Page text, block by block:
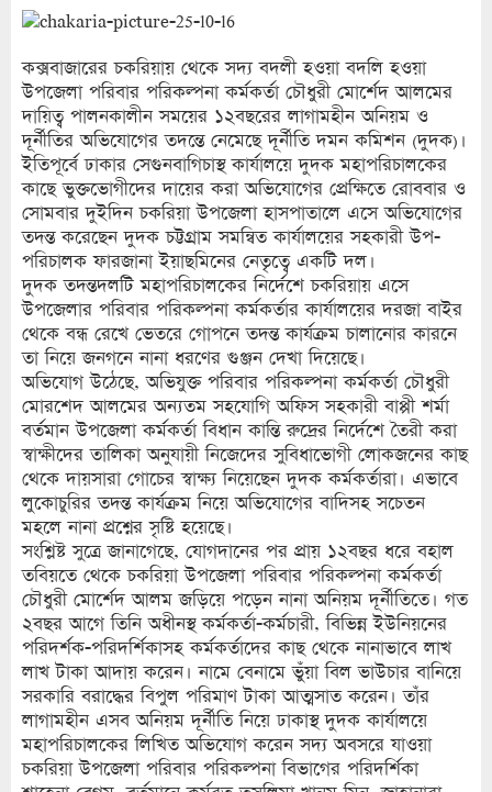
কক্সবাজারের চকরিয়ায় থেকে সদ্য বদলী হওয়া বদলি হওয়া
উপজেলা পরিবার পরিকল্পনা কর্মকর্তা চৌধুরী মোর্শেদ আলমের
দায়িত্ব পালনকালীন সময়ের ১২বছরের লাগামহীন অনিয়ম ও
দূর্নীতির অভিযোগের তদন্তে নেমেছে দূর্নীতি দমন কমিশন (দুদক)।
ইতিপূর্বে ঢাকার সেগুনবাগিচাস্থ কার্যালয়ে দুদক মহাপরিচালকের
কাছে ভুক্তভোগীদের দায়ের করা অভিযোগের প্রেক্ষিতে রোববার ও
সোমবার দুইদিন চকরিয়া উপজেলা হাসপাতালে এসে অভিযোগের
তদন্ত করেছেন দুদক চট্টগ্রাম সমন্বিত কার্যালয়ের সহকারী উপ-
পরিচালক ফারজানা ইয়াছমিনের নেতৃত্বে একটি দল।
দুদক তদন্তদলটি মহাপরিচালকের নির্দেশে চকরিয়ায় এসে
উপজেলার পরিবার পরিকল্পনা কর্মকর্তার কার্যালয়ের দরজা বাইর
থেকে বন্ধ রেখে ভেতরে গোপনে তদন্ত কার্যক্রম চালানোর কারনে
তা নিয়ে জনগনে নানা ধরণের গুঞ্জন দেখা দিয়েছে।
অভিযোগ উঠেছে, অভিযুক্ত পরিবার পরিকল্পনা কর্মকর্তা চৌধুরী
মোরশেদ আলমের অন্যতম সহযোগি অফিস সহকারী বাপ্পী শর্মা
বর্তমান উপজেলা কর্মকর্তা বিধান কান্তি রুদ্রের নির্দেশে তৈরী করা
স্বাক্ষীদের তালিকা অনুযায়ী নিজেদের সুবিধাভোগী লোকজনের কাছ
থেকে দায়সারা গোচের স্বাক্ষ্য নিয়েছেন দুদক কর্মকর্তারা। এভাবে
লুকোচুরির তদন্ত কার্যক্রম নিয়ে অভিযোগের বাদিসহ সচেতন
মহলে নানা প্রশ্নের সৃষ্টি হয়েছে।
সংশ্লিষ্ট সুত্রে জানাগেছে, যোগদানের পর প্রায় ১২বছর ধরে বহাল
তবিয়তে থেকে চকরিয়া উপজেলা পরিবার পরিকল্পনা কর্মকর্তা
চৌধুরী মোর্শেদ আলম জড়িয়ে পড়েন নানা অনিয়ম দূর্নীতিতে। গত
২বছর আগে তিনি অধীনস্থ কর্মকর্তা-কর্মচারী, বিভিন্ন ইউনিয়নের
পরিদর্শক-পরিদর্শিকাসহ কর্মকর্তাদের কাছ থেকে নানাভাবে লাখ
লাখ টাকা আদায় করেন। নামে বেনামে ভুঁয়া বিল ভাউচার বানিয়ে
সরকারি বরাদ্ধের বিপুল পরিমাণ টাকা আত্মসাত করেন। তাঁর
লাগামহীন এসব অনিয়ম দূর্নীতি নিয়ে ঢাকাস্থ দুদক কার্যালয়ে
মহাপরিচালকের লিখিত অভিযোগ করেন সদ্য অবসরে যাওয়া
চকরিয়া উপজেলা পরিবার পরিকল্পনা বিভাগের পরিদর্শিকা